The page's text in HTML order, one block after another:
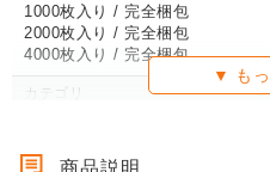
1000枚入り / 完全梱包
2000枚入り / 完全梱包
4000枚入り / 完全梱包
カテゴリ
商品説明